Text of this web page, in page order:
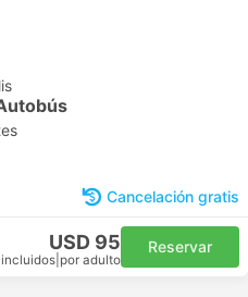
Cancelación gratis
USD 95
por adulto
Reservar